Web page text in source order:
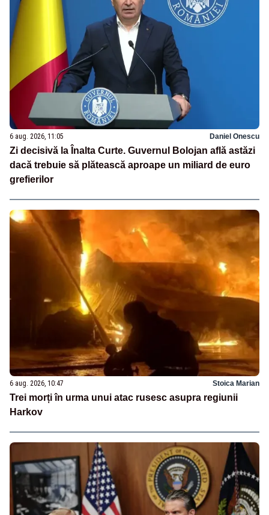
6 aug. 2026, 11:05 Daniel Onescu
Zi decisivă la Înalta Curte. Guvernul Bolojan află astăzi
dacă trebuie să plătească aproape un miliard de euro
grefierilor
6 aug. 2026, 10:47 Stoica Marian
Trei morți în urma unui atac rusesc asupra regiunii
Harkov